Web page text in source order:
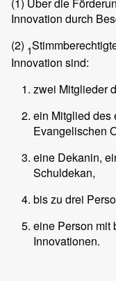
Innovation durch
(2) 1
Innovation sind:
zwei Mitglieder
ein Mitglied des
Evangelischen
eine Dekanin,
Schuldekan,
bis zu drei
eine Person mit
Innovationen.